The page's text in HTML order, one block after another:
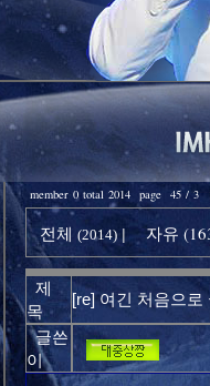
member 0 total 2014 page 45 / 3
전체 (2014) | 자유
제
목
[re] 여긴 처음으로
글쓴
이